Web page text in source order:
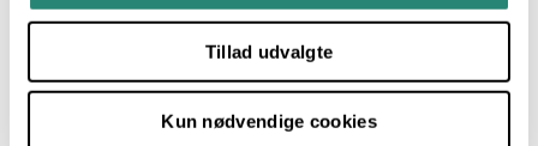
Tillad udvalgte
Kun nødvendige cookies
Middelhavskosten
De Nordiske Råvarer